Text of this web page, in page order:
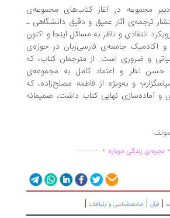
در آغاز کتاب‌های مجموعه‌ی
آثار عمیق و دقیق دانشگاهی ـ
و ناظر به مسائل اینجا و اکنونِ
جامعه‌ی فارسی‌زبان در حوزه‌ی
ضروری است. از مترجمان کتاب، که
و اعتماد کامل به مجموعه‌ی
و به‌ویژه از فاطمه مصلح‌زاده، که
نهایی کتاب داشت، صمیمانه
............... .زندگی دوباره
جامعه‌شناسی و ارتباطات |